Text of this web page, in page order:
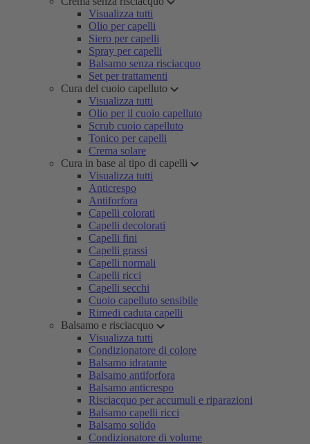
Visualizza tutti
Olio per capelli
Siero per capelli
Spray per capelli
Balsamo senza risciacquo
Set per trattamenti
Cura del cuoio capelluto
Visualizza tutti
Olio per il cuoio capelluto
Scrub cuoio capelluto
Tonico per capelli
Crema solare
Cura in base al tipo di capelli
Visualizza tutti
Anticrespo
Antiforfora
Capelli colorati
Capelli decolorati
Capelli fini
Capelli grassi
Capelli normali
Capelli ricci
Capelli secchi
Cuoio capelluto sensibile
Rimedi caduta capelli
Balsamo e risciacquo
Visualizza tutti
Condizionatore di colore
Balsamo idratante
Balsamo antiforfora
Balsamo anticrespo
Risciacquo per accumuli e riparazioni
Balsamo capelli ricci
Balsamo solido
Condizionatore di volume